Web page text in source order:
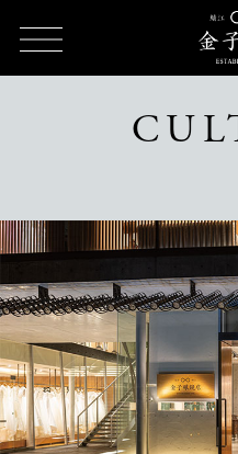
CULTURE（カルチャー）